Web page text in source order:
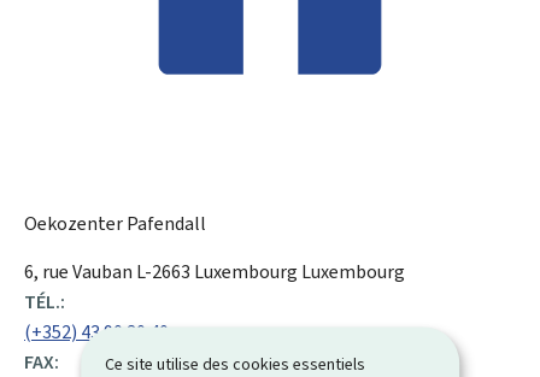
Ce site utilise des cookies essentiels
Oekozenter Pafendall
ADRESSE
:
6, rue Vauban L-2663 Luxembourg Luxembourg
TÉL.:
(+352) 43 90 30 40
FAX: